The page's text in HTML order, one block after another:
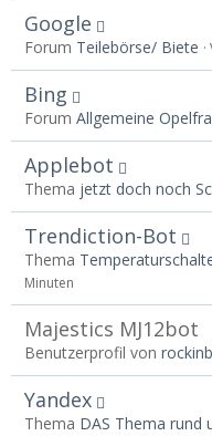
Google
Forum Teilebörse/ Biete
Bing
Forum Allgemeine
Applebot
Thema jetzt doch noch
Trendiction-Bot
Thema
Minuten
Majestics MJ12bot
Benutzerprofil von
Yandex
Thema DAS Thema rund